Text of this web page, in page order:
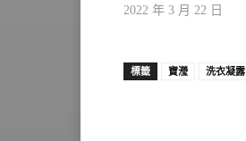
2022 年 3 月 22 日
標籤 寶瀅 洗衣凝露